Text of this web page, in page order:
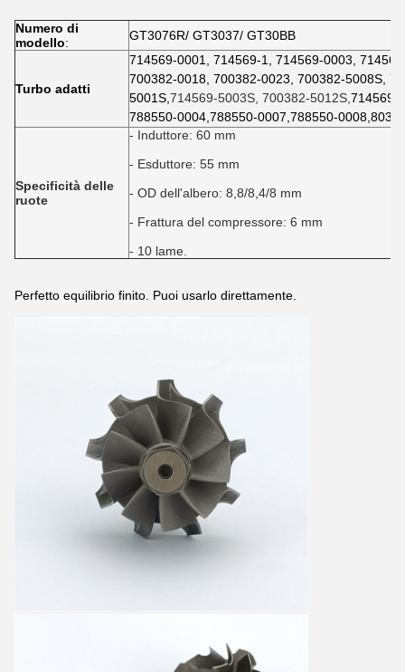
Numero di
modello: GT3076R/ GT3037/ GT30BB
Turbo adatti
714569-0001, 714569-1,
714569-0003,
700382-0018, 700382-0023, 700382-5008S,
5001S, 714569-5003S, 700382-5012S, 714569-
788550-0004 788550-0007 788550-0008
Specificità delle
ruote
- Induttore: 60 mm
- Esduttore: 55 mm
- OD dell'albero: 8,8/8,4/8 mm
- Frattura del compressore: 6 mm
- 10 lame.
Perfetto equilibrio finito. Puoi usarlo direttamente.